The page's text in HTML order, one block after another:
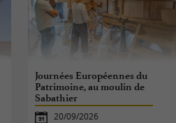
Journées Européennes du
Patrimoine, au moulin de
Sabathier
20/09/2026